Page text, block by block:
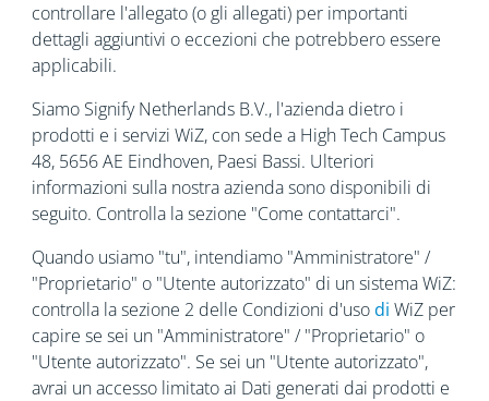
controllare l'allegato (o gli allegati) per importanti
dettagli aggiuntivi o eccezioni che potrebbero essere
applicabili.
Siamo Signify Netherlands B.V., l'azienda dietro i
prodotti e i servizi WiZ, con sede a High Tech Campus
48, 5656 AE Eindhoven, Paesi Bassi. Ulteriori
informazioni sulla nostra azienda sono disponibili di
seguito. Controlla la sezione "Come contattarci".
Quando usiamo "tu", intendiamo "Amministratore" /
"Proprietario" o "Utente autorizzato" di un sistema WiZ:
controlla la sezione 2 delle Condizioni d'usodi WiZ per
capire se sei un "Amministratore" / "Proprietario" o
"Utente autorizzato". Se sei un "Utente autorizzato",
avrai un accesso limitato ai Dati generati dai prodotti e